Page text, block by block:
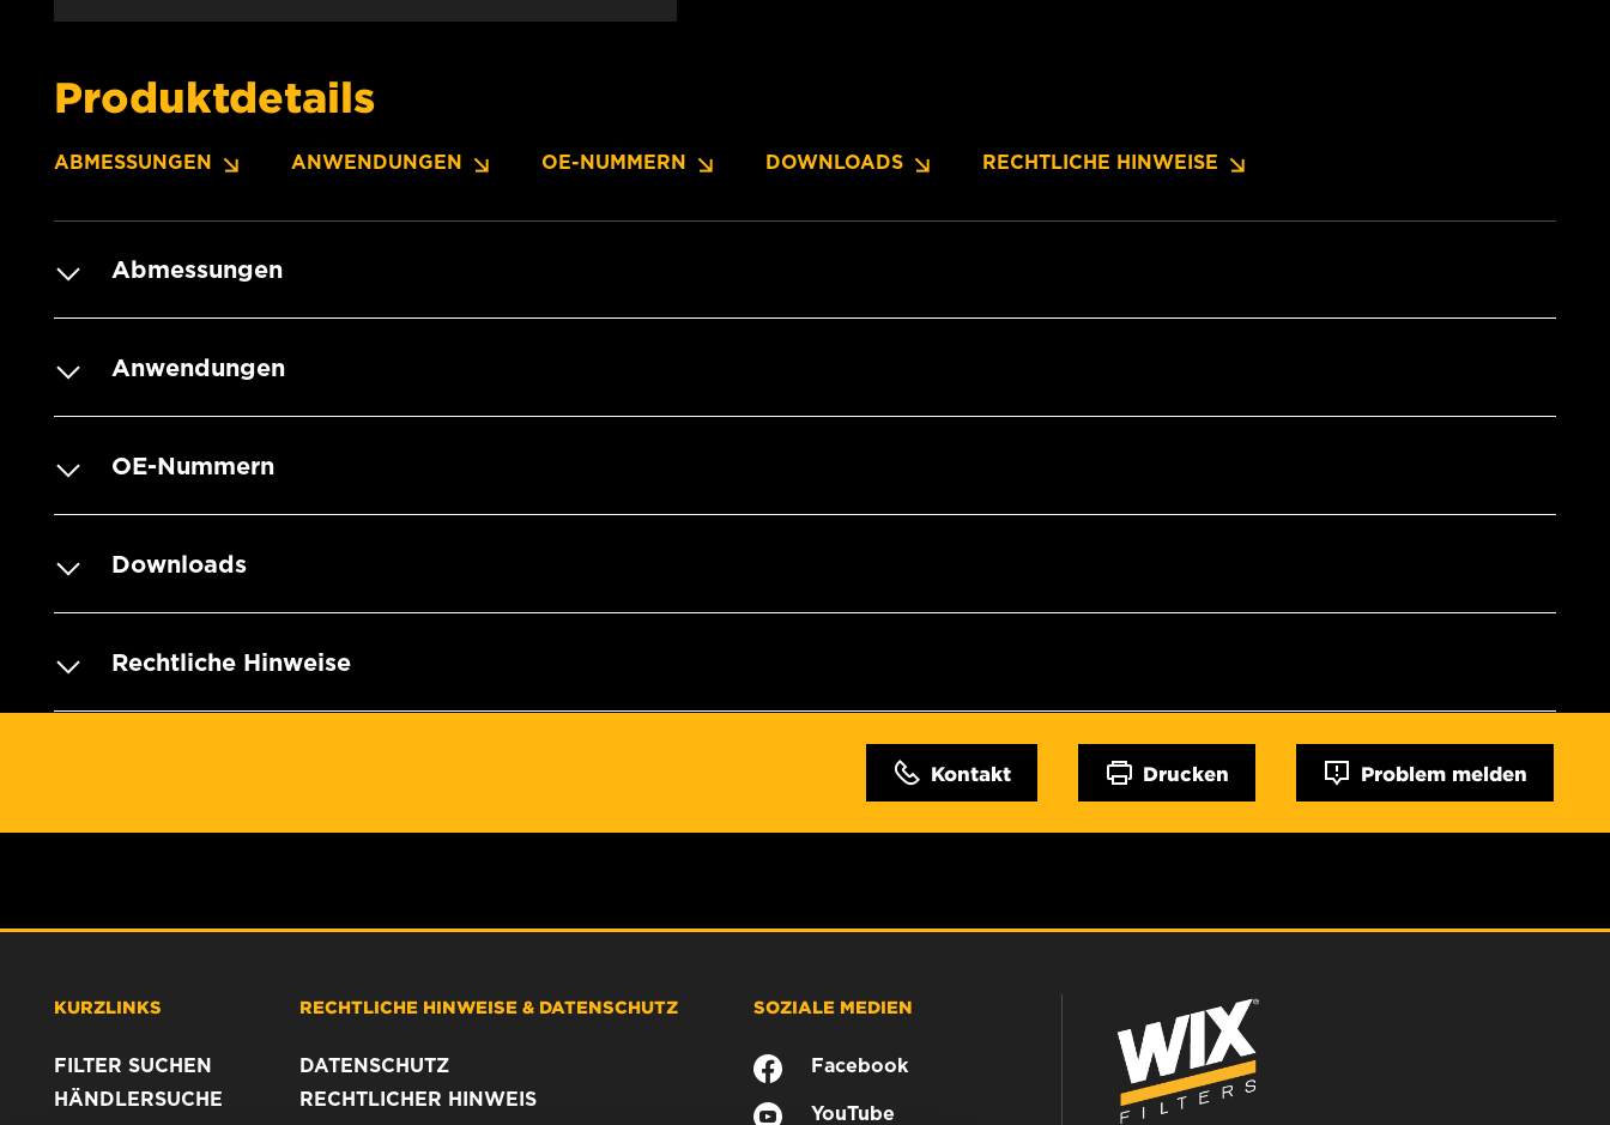
Produktdetails
ABMESSUNGEN ANWENDUNGEN OE-NUMMERN DOWNLOADS RECHTLICHE HINWEISE
Abmessungen
Anwendungen
OE-Nummern
Downloads
Rechtliche Hinweise
Kontakt Drucken Problem melden
KURZLINKS
FILTER SUCHEN
HÄNDLERSUCHE
RECHTLICHE HINWEISE & DATENSCHUTZ
DATENSCHUTZ
RECHTLICHER HINWEIS
SOZIALE MEDIEN
Facebook
YouTube